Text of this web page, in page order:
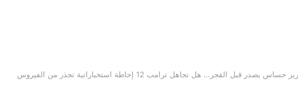
حساس يصدر قبل الفجر… هل تجاهل ترامب 12 إحاطة استخباراتية تحذر من الفيروس